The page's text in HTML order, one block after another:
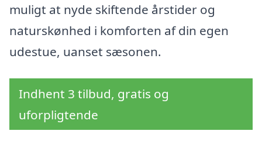
muligt at nyde skiftende årstider og
naturskønhed i komforten af din egen
udestue, uanset sæsonen.
Indhent 3 tilbud, gratis og
uforpligtende